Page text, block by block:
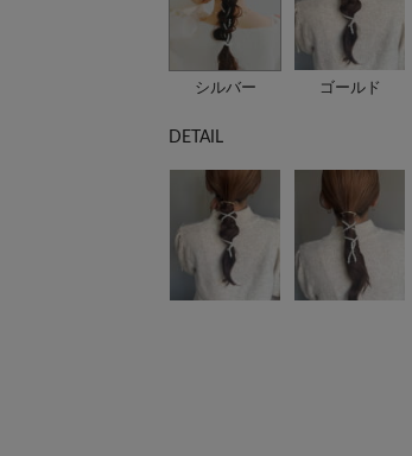
シルバー ゴールド
DETAIL